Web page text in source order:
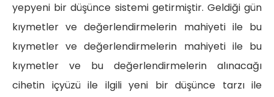
yepyeni bir düşünce sistemi getirmiştir. Geldiği gün
kıymetler ve değerlendirmelerin mahiyeti ile bu
kıymetler ve değerlendirmelerin mahiyeti ile bu
kıymetler ve bu değerlendirmelerin alınacağı
cihetin içyüzü ile ilgili yeni bir düşünce tarzı ile